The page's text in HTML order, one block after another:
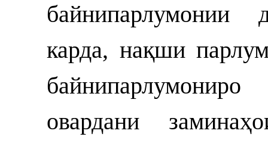
карда, нақши
овардани